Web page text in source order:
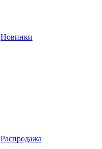
Новинки
Распродажа